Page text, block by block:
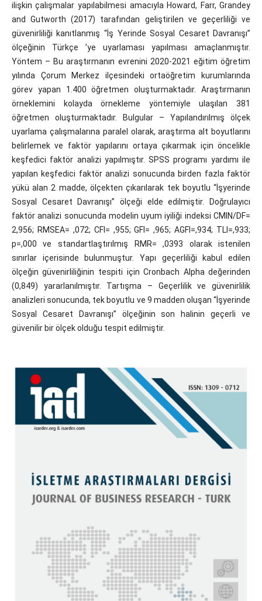
ilişkin çalışmalar yapılabilmesi amacıyla Howard, Farr, Grandey
and Gutworth (2017) tarafından geliştirilen ve geçerliliği ve
güvenirliliği kanıtlanmış “İş Yerinde Sosyal Cesaret Davranışı”
ölçeğinin Türkçe ’ye uyarlaması yapılması amaçlanmıştır.
Yöntem – Bu araştırmanın evrenini 2020-2021 eğitim öğretim
yılında Çorum Merkez ilçesindeki ortaöğretim kurumlarında
görev yapan 1.400 öğretmen oluşturmaktadır. Araştırmanın
örneklemini kolayda örnekleme yöntemiyle ulaşılan 381
öğretmen oluşturmaktadır. Bulgular – Yapılandırılmış ölçek
uyarlama çalışmalarına paralel olarak, araştırma alt boyutlarını
belirlemek ve faktör yapılarını ortaya çıkarmak için öncelikle
keşfedici faktör analizi yapılmıştır. SPSS programı yardımı ile
yapılan keşfedici faktör analizi sonucunda birden fazla faktör
yükü alan 2 madde, ölçekten çıkarılarak tek boyutlu “İşyerinde
Sosyal Cesaret Davranışı” ölçeği elde edilmiştir. Doğrulayıcı
faktör analizi sonucunda modelin uyum iyiliği indeksi CMIN/DF=
2,956; RMSEA= ,072; CFI= ,955; GFI= ,965; AGFI=,934; TLI=,933;
p=,000 ve standartlaştırılmış RMR= ,0393 olarak istenilen
sınırlar içerisinde bulunmuştur. Yapı geçerliliği kabul edilen
ölçeğin güvenirliliğinin tespiti için Cronbach Alpha değerinden
(0,849) yararlanılmıştır. Tartışma – Geçerlilik ve güvenirlilik
analizleri sonucunda, tek boyutlu ve 9 madden oluşan “İşyerinde
Sosyal Cesaret Davranışı” ölçeğinin son halinin geçerli ve
güvenilir bir ölçek olduğu tespit edilmiştir.